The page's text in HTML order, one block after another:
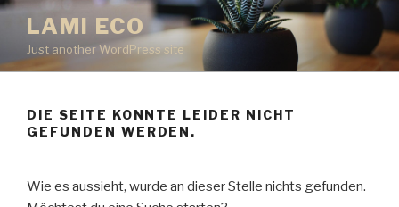
Zum
Inhalt
springen
LAMI ECO
Just another WordPress site
DIE SEITE KONNTE LEIDER NICHT
GEFUNDEN WERDEN.
Wie es aussieht, wurde an dieser Stelle nichts gefunden.